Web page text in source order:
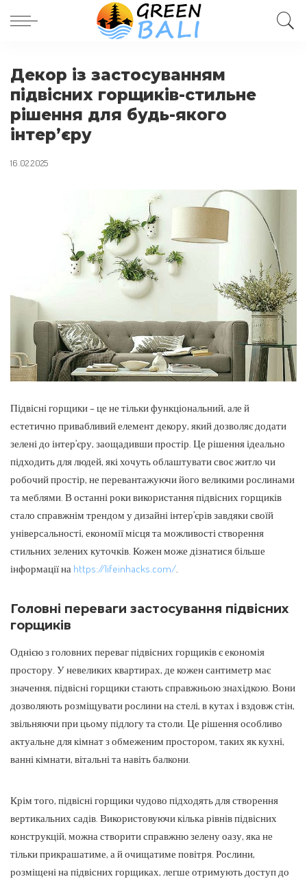
Декор із застосуванням
підвісних горщиків-стильне
рішення для будь-якого
інтер’єру
16.02.2025
Підвісні горщики – це не тільки функціональний, але й
естетично привабливий елемент декору, який дозволяє додати
зелені до інтер’єру, заощадивши простір. Це рішення ідеально
підходить для людей, які хочуть облаштувати своє житло чи
робочий простір, не перевантажуючи його великими рослинами
та меблями. В останні роки використання підвісних горщиків
стало справжнім трендом у дизайні інтер’єрів завдяки своїй
універсальності, економії місця та можливості створення
стильних зелених куточків. Кожен може дізнатися більше
інформації на https://lifeinhacks.com/.
Головні переваги застосування підвісних
горщиків
Однією з головних переваг підвісних горщиків є економія
простору. У невеликих квартирах, де кожен сантиметр має
значення, підвісні горщики стають справжньою знахідкою. Вони
дозволяють розміщувати рослини на стелі, в кутах і вздовж стін,
звільняючи при цьому підлогу та столи. Це рішення особливо
актуальне для кімнат з обмеженим простором, таких як кухні,
ванні кімнати, вітальні та навіть балкони.
Крім того, підвісні горщики чудово підходять для створення
вертикальних садів. Використовуючи кілька рівнів підвісних
конструкцій, можна створити справжню зелену оазу, яка не
тільки прикрашатиме, а й очищатиме повітря. Рослини,
розміщені на підвісних горщиках, легше отримують доступ до